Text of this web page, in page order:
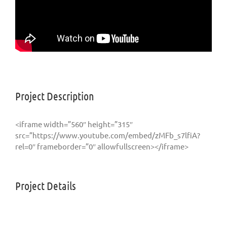
Project Description
<iframe width=”560″ height=”315″
src=”https://www.youtube.com/embed/zMFb_s7lfiA?
rel=0″ frameborder=”0″ allowfullscreen></iframe>
Project Details